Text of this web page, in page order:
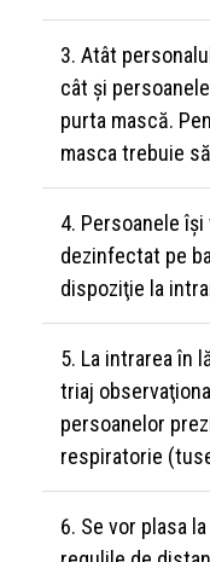
Atât
cât şi
purta mască.
masca trebuie
Persoanele
dezinfectat pe
dispoziţie la
La intrarea în
triaj
persoanelor
respiratorie
Se vor plasa